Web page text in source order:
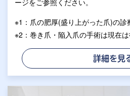
ージをご参照ください。
※1：爪の肥厚(盛り上がった爪)の診
※2：巻き爪・陥入爪の手術は現在は
詳細を見